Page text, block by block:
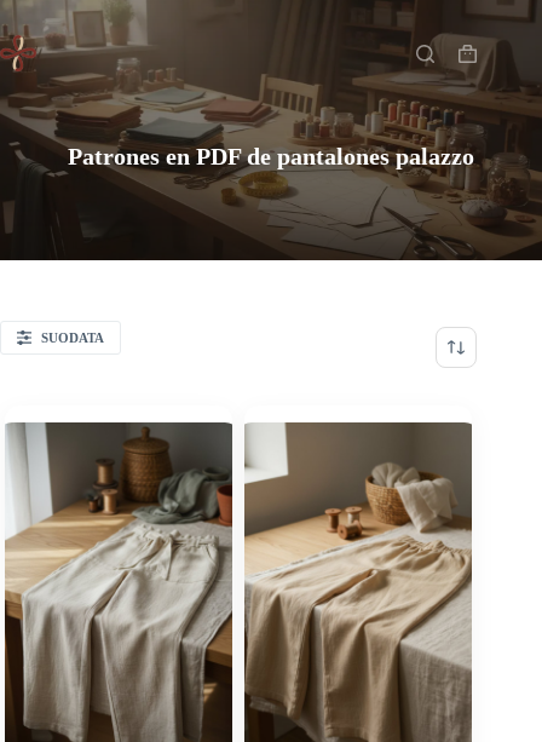
Saltar
al
contenido
Carro
de
compra
Inicio
Patrones en PDF de pantalones palazzo
SUODATA